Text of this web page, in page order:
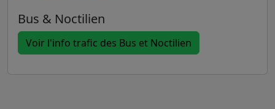
Bus & Noctilien
Voir l'info trafic des Bus et Noctilien